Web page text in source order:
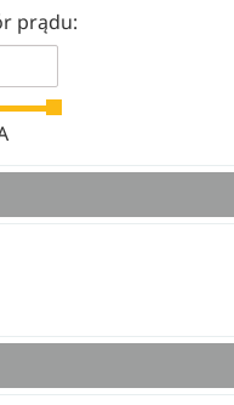
prądu: